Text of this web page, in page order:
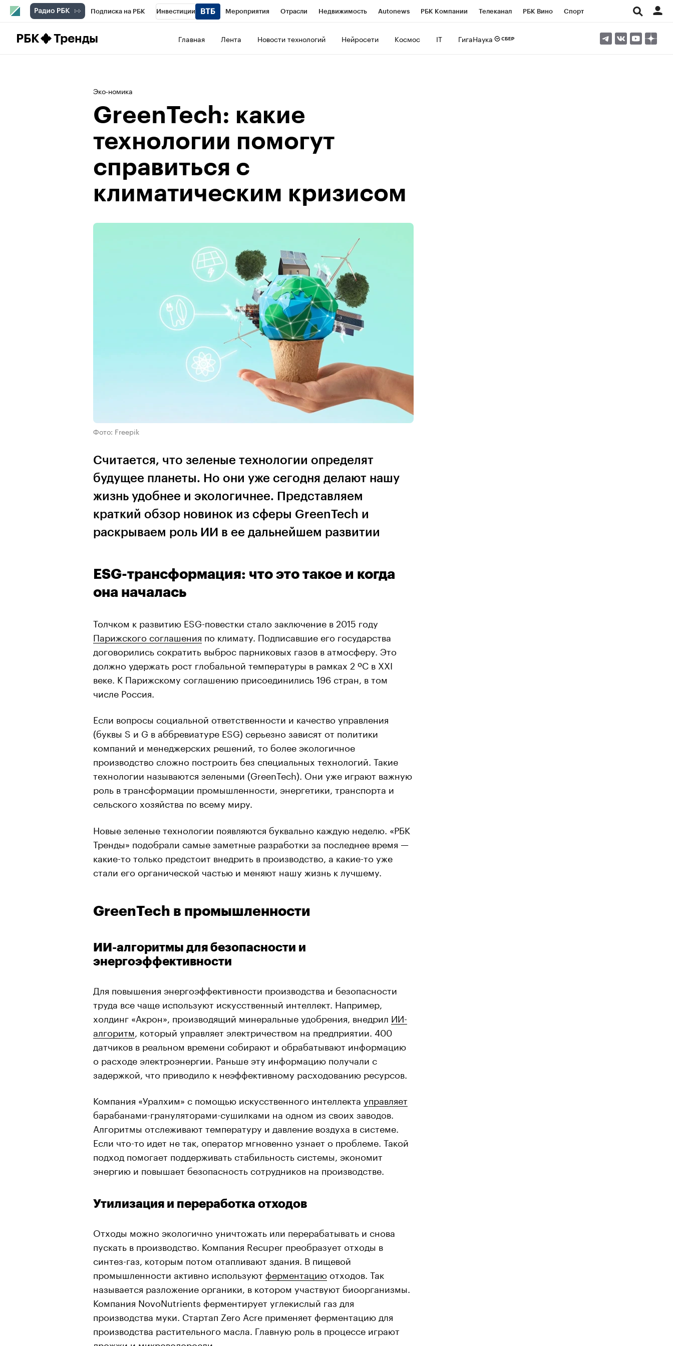
Подписка на РБК Инвестиции Мероприятия Отрасли Недвижимость Autonews РБК Компании Телеканал РБК Вино Спорт
РБК Тренды Главная Лента Новости технологий Нейросети Космос IT ГигаНаука
Эко-номика
GreenTech: какие
технологии помогут
справиться с
климатическим кризисом
Фото: Freepik
Считается, что зеленые технологии определят
будущее планеты. Но они уже сегодня делают нашу
жизнь удобнее и экологичнее. Представляем
краткий обзор новинок из сферы GreenTech и
раскрываем роль ИИ в ее дальнейшем развитии
ESG-трансформация: что это такое и когда
она началась
Толчком к развитию ESG-повестки стало заключение в 2015 году
Парижского соглашения по климату. Подписавшие его государства
договорились сократить выброс парниковых газов в атмосферу. Это
должно удержать рост глобальной температуры в рамках 2 ºC в XXI
веке. К Парижскому соглашению присоединились 196 стран, в том
числе Россия.
Если вопросы социальной ответственности и качество управления
(буквы S и G в аббревиатуре ESG) серьезно зависят от политики
компаний и менеджерских решений, то более экологичное
производство сложно построить без специальных технологий. Такие
технологии называются зелеными (GreenTech). Они уже играют важную
роль в трансформации промышленности, энергетики, транспорта и
сельского хозяйства по всему миру.
Новые зеленые технологии появляются буквально каждую неделю. «РБК
Тренды» подобрали самые заметные разработки за последнее время —
какие-то только предстоит внедрить в производство, а какие-то уже
стали его органической частью и меняют нашу жизнь к лучшему.
GreenTech в промышленности
ИИ-алгоритмы для безопасности и
энергоэффективности
Для повышения энергоэффективности производства и безопасности
труда все чаще используют искусственный интеллект. Например,
холдинг «Акрон», производящий минеральные удобрения, внедрил ИИ-
алгоритм , который управляет электричеством на предприятии. 400
датчиков в реальном времени собирают и обрабатывают информацию
о расходе электроэнергии. Раньше эту информацию получали с
задержкой, что приводило к неэффективному расходованию ресурсов.
Компания «Уралхим» с помощью искусственного интеллекта управляет
барабанами-грануляторами-сушилками на одном из своих заводов.
Алгоритмы отслеживают температуру и давление воздуха в системе.
Если что-то идет не так, оператор мгновенно узнает о проблеме. Такой
подход помогает поддерживать стабильность системы, экономит
энергию и повышает безопасность сотрудников на производстве.
Утилизация и переработка отходов
Отходы можно экологично уничтожать или перерабатывать и снова
пускать в производство. Компания Recuper преобразует отходы в
синтез-газ, которым потом отапливают здания. В пищевой
промышленности активно используютферментацию отходов. Так
называется разложение органики, в котором участвуют биоорганизмы.
Компания NovoNutrients ферментирует углекислый газ для
производства муки. Стартап Zero Acre применяет ферментацию для
производства растительного масла. Главную роль в процессе играют